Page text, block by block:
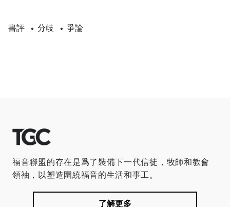
書評 • 分歧 • 爭論
福音聯盟的存在是爲了裝備下一代信徒，牧師和教會
領袖，以塑造圍繞福音的生活和事工。
了解更多